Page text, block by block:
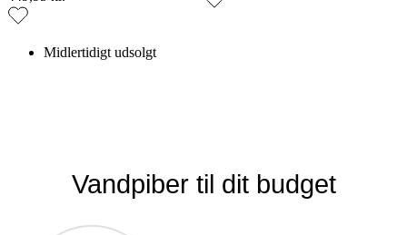
Midlertidigt udsolgt
Vandpiber til dit budget